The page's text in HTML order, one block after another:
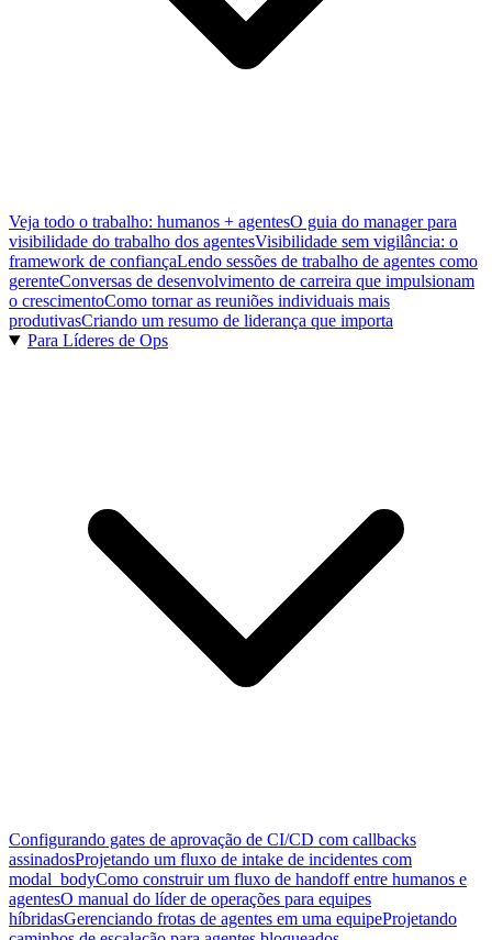
Veja todo o trabalho: humanos + agentesO guia do manager para
visibilidade do trabalho dos agentesVisibilidade sem vigilância: o
framework de confiançaLendo sessões de trabalho de agentes como
gerenteConversas de desenvolvimento de carreira que impulsionam
o crescimentoComo tornar as reuniões individuais mais
produtivasCriando um resumo de liderança que importa
Para Líderes de Ops
Configurando gates de aprovação de CI/CD com callbacks
assinadosProjetando um fluxo de intake de incidentes com
modal_bodyComo construir um fluxo de handoff entre humanos e
agentesO manual do líder de operações para equipes
híbridasGerenciando frotas de agentes em uma equipeProjetando